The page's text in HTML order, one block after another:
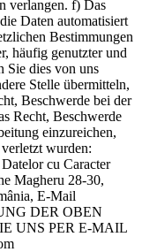
verlangen. f) Das
Daten automatisiert
Bestimmungen
häufig genutzter und
Sie dies von uns
Stelle übermitteln,
Beschwerde bei der
Recht, Beschwerde
einzureichen,
wurden:
cu Caracter
Magheru 28-30,
E-Mail
DER OBEN
UNS PER E-MAIL